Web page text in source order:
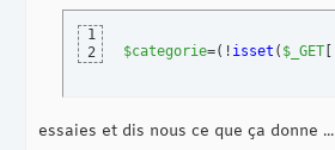
1
2
$categorie=( ! isset ( $_GET
essaies et dis nous ce que ça donne ...